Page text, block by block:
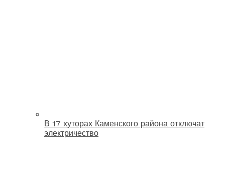
В 17 хуторах Каменского района отключат
электричество